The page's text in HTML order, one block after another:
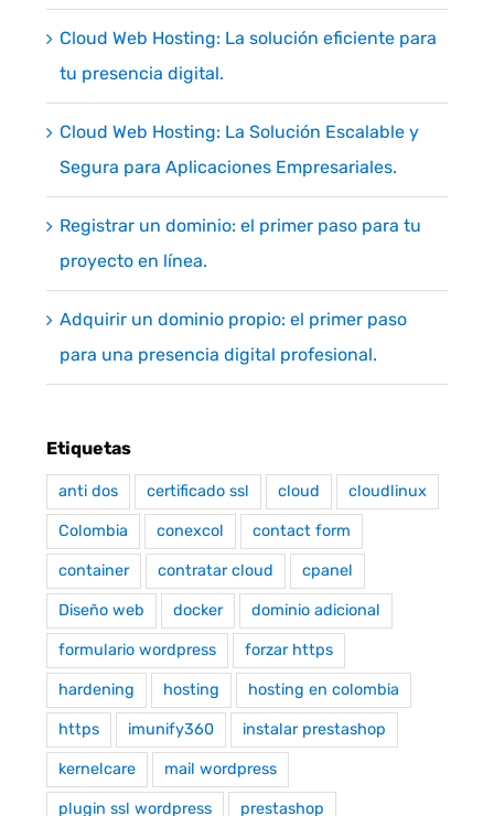
Cloud Web Hosting: La solución eficiente para
tu presencia digital.
Cloud Web Hosting: La Solución Escalable y
Segura para Aplicaciones Empresariales.
Registrar un dominio: el primer paso para tu
proyecto en línea.
Adquirir un dominio propio: el primer paso
para una presencia digital profesional.
Etiquetas
anti dos certificado ssl cloud cloudlinux
Colombia conexcol contact form
container contratar cloud cpanel
Diseño web docker dominio adicional
formulario wordpress forzar https
hardening hosting hosting en colombia
https imunify360 instalar prestashop
kernelcare mail wordpress
plugin ssl wordpress prestashop